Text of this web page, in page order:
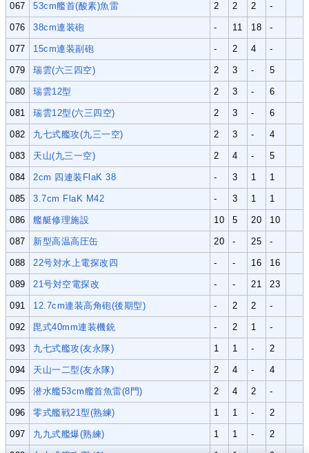
067 53cm艦首(酸素)魚雷 2 2 2 -
076 38cm連装砲 - 11 18 -
077 15cm連装副砲 - 2 4 -
079 瑞雲(六三四空) 2 3 - 5
080 瑞雲12型 2 3 - 6
081 瑞雲12型(六三四空) 2 3 - 6
082 九七式艦攻(九三一空) 2 3 - 4
083 天山(九三一空) 2 4 - 5
084 2cm 四連装FlaK 38 - 3 1 1
085 3.7cm FlaK M42 - 3 1 1
086 艦艇修理施設 10 5 20 10
087 新型高温高圧缶 20 - 25 -
088 22号対水上電探改四 - - 16 16
089 21号対空電探改 - - 21 23
091 12.7cm連装高角砲(後期型) - 2 2 -
092 毘式40mm連装機銃 - 2 1 -
093 九七式艦攻(友永隊) 1 1 - 2
094 天山一二型(友永隊) 2 4 - 4
095 潜水艦53cm艦首魚雷(8門) 2 4 2 -
096 零式艦戦21型(熟練) 1 1 - 2
097 九九式艦爆(熟練) 1 1 - 2